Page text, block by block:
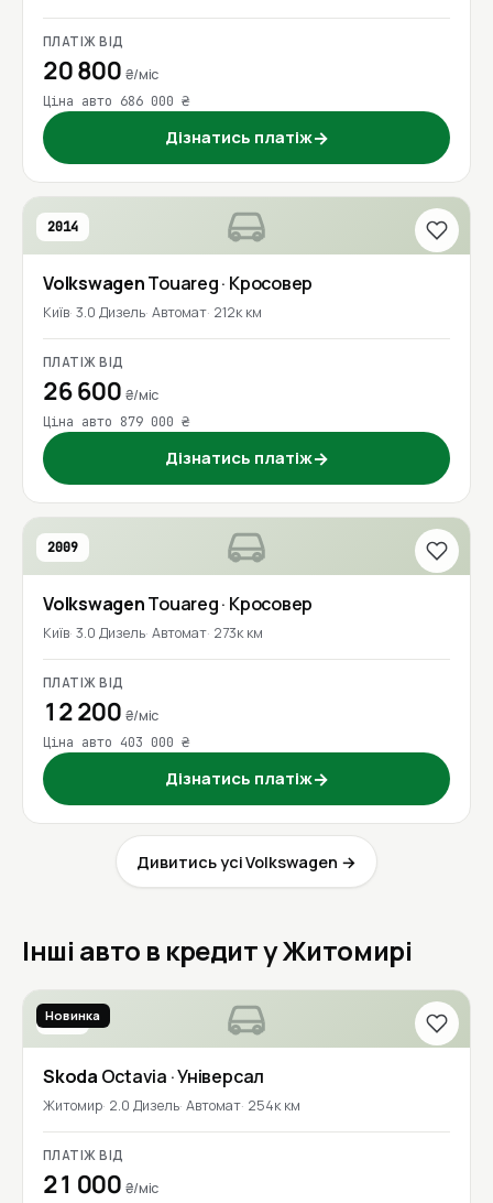
ПЛАТІЖ ВІД
20 800 ₴/міс
Ціна авто 686 000 ₴
Дізнатись платіж→
2014
VolkswagenTouareg· Кросовер
Київ 3.0 Дизель Автомат 212к км
ПЛАТІЖ ВІД
26 600 ₴/міс
Ціна авто 879 000 ₴
Дізнатись платіж→
2009
VolkswagenTouareg· Кросовер
Київ 3.0 Дизель Автомат 273к км
ПЛАТІЖ ВІД
12 200 ₴/міс
Ціна авто 403 000 ₴
Дізнатись платіж→
Дивитись усі Volkswagen →
Інші авто в кредит у Житомирі
2018
Новинка
Skoda Octavia · Універсал
Житомир 2.0 Дизель Автомат 254к км
ПЛАТІЖ ВІД
21 000 ₴/міс